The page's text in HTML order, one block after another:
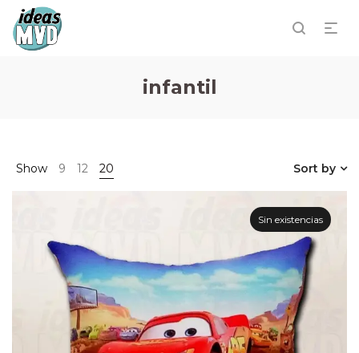
infantil
Show 9 12 20 Sort by
Sin existencias